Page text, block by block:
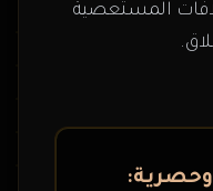
المستعصية